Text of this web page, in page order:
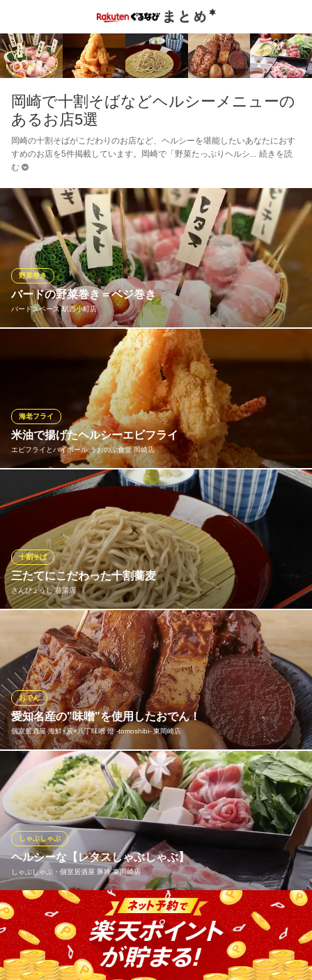
岡崎で十割そばなどヘルシーメニューの
あるお店5選
岡崎の十割そばがこだわりのお店など、ヘルシーを堪能したいあなたにおす
すめのお店を5件掲載しています。岡崎で「野菜たっぷりヘルシ
続きを読
む
バードの野菜巻き＝ベジ巻き
バードスペース 駅西小町店
野菜巻き
岡崎で野菜巻きならバードスペース駅西小町で！！オススメ野菜
巻きを目の前で焼かせていただきます！
※こちらは夜のみのこだわりです。
バードスペース 駅西小町店
焼き鳥 日本酒 居酒屋
ＪＲ東海道本線岡崎駅 徒歩1分
愛知県岡崎市柱1-13-1 駅西小町
米油で揚げたヘルシーエビフライ
エビフライとハイボール うおのぶ食堂 岡崎店
海老フライ
何本食べても胃にもたれないの国産米油で揚げたヘルシーエビフ
ライです リピーター続出！！ 名物料理をぜひご堪能ください
エビフライとハイボール うおのぶ食堂 岡崎店
海鮮居酒屋×エビフライ
愛知環状鉄道線北岡崎駅 徒歩8分
愛知県岡崎市井田南町10-14
三たてにこだわった十割蕎麦
さんびょうし 葵湯店
十割そば
お蕎麦の三たて "ひきたて" "うちたて" "ゆでたて" にこだわり、蕎
麦粉にもこだわった独自ブレンドの十割蕎麦
さんびょうし 葵湯店
蕎麦×うどん×旨い肉
愛知環状鉄道線六名駅 徒歩15分
愛知県岡崎市戸崎新町2-1
愛知名産の"味噌"を使用したおでん！
個室居酒屋 海鮮×炭×八丁味噌 燈 ‐tomoshibi‐ 東岡崎店
おでん
愛知の赤みそを使った逸品料理は、濃厚でコクがあります。濃厚
な味わいでお酒も良く進みます。愛知名物のどてかつや手羽先の
ほか、居酒屋定番のおでんも味噌でどうぞ。
個室居酒屋 海鮮×炭×八丁味噌 燈 ‐tomoshibi‐ 東岡崎店
東岡崎 居酒屋
名鉄名古屋本線東岡崎駅 徒歩3分
愛知県岡崎市明大寺本町4-27
ヘルシーな【レタスしゃぶしゃぶ】
しゃぶしゃぶ・個室居酒屋 豚吟 東岡崎店
しゃぶしゃぶ
名古屋メシの新常識！ヘルシーな野菜鍋【レタスしゃぶしゃぶ】
は当店の看板メニュー。研究を重ねてたどり着いた秘伝のスープ
はこれぞ「豚吟」ならではの味！数種類の食材をじっくりと煮込
んだスープはコクがあり、口に含んだ瞬間、旨味が広がります。
シャキシャキの新鮮レタスと豚肉をくぐらせれば、さらにおいし